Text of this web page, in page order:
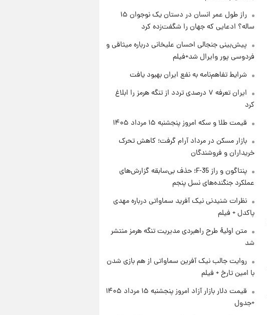
چهارشنبه ۱۴ مرداد + جدول
۱ روز پیش
تولید سایپا؛ نام خودرو، مبلغ پیش
پرداخت و زمان تحویل | سود
مشارکت چند درصد است؟
راز طول عمر انسان در دستان یک نوجوان ۱۵
ساله؟ ادعایی که جهان را شگفت‌زده کرد
پیش‌بینی جنجالی احسان علیخانی درباره میثاقی و
فردوسی پور وایرال شد+فیلم
شرایط تفاهم‌نامه به نفع ایران بهبود یافت
ایران تعرفه ۷ درصدی تردد از تنگه هرمز را ابلاغ
کرد
قیمت طلا و سکه امروز پنجشنبه ۱۵ مرداد ۱۴۰۵
بازار مسکن در مرداد آرام گرفت؛ کاهش تحرک
خریداران و فروشندگان
پنتاگون و راز F-35؛ حذف بی‌سابقه گزارش‌های
عملکرد جنگنده‌های نسل پنجم
نظرات شنیدنی نیک آفرید سماواتی درباره مهدی
پاکدل + فیلم
متن اولیۀ طرح راهبردی مدیریت تنگه هرمز منتشر
شد
روایت جالب نیک آفرین سماواتی از هم بازی شدن
با امین تارخ + فیلم
قیمت دلار بازار آزاد امروز پنجشنبه ۱۵ مرداد ۱۴۰۵
+جدول